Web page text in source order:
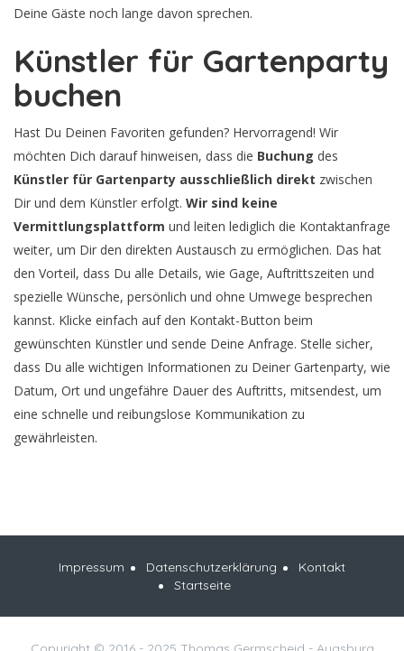
Deine Gäste noch lange davon sprechen.
Künstler für Gartenparty
buchen
Hast Du Deinen Favoriten gefunden? Hervorragend! Wir
möchten Dich darauf hinweisen, dass die Buchung des
Künstler für Gartenparty ausschließlich direkt zwischen
Dir und dem Künstler erfolgt. Wir sind keine
Vermittlungsplattform und leiten lediglich die Kontaktanfrage
weiter, um Dir den direkten Austausch zu ermöglichen. Das hat
den Vorteil, dass Du alle Details, wie Gage, Auftrittszeiten und
spezielle Wünsche, persönlich und ohne Umwege besprechen
kannst. Klicke einfach auf den Kontakt-Button beim
gewünschten Künstler und sende Deine Anfrage. Stelle sicher,
dass Du alle wichtigen Informationen zu Deiner Gartenparty, wie
Datum, Ort und ungefähre Dauer des Auftritts, mitsendest, um
eine schnelle und reibungslose Kommunikation zu
gewährleisten.
Impressum Datenschutzerklärung
Kontakt
Startseite